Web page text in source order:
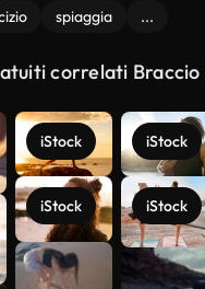
spiaggia ...
correlati Braccio
iStock
iStock
iStock
iStock